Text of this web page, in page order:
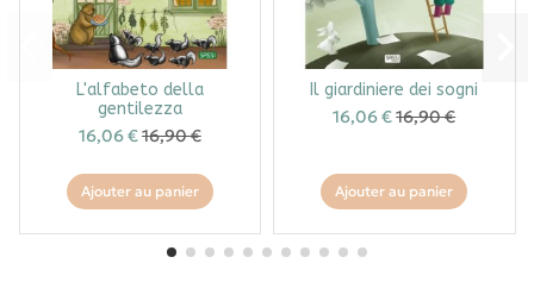
L'alfabeto della
gentilezza
16,06 €16,90 €
Ajouter au panier
Il giardiniere dei sogni
16,06 €16,90 €
Ajouter au panier